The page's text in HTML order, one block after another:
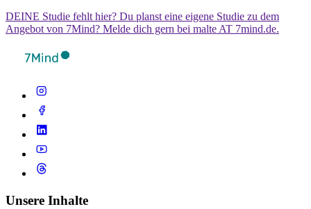
DEINE Studie fehlt hier? Du planst eine eigene Studie zu dem
Angebot von 7Mind? Melde dich gern bei malte AT 7mind.de.
Unsere Inhalte